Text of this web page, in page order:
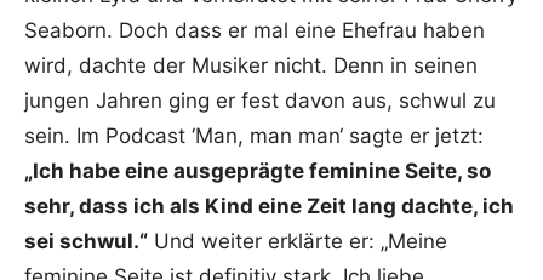
Seaborn. Doch dass er mal eine Ehefrau haben
wird, dachte der Musiker nicht. Denn in seinen
jungen Jahren ging er fest davon aus, schwul zu
sein. Im Podcast ‘Man, man man‘ sagte er jetzt:
„Ich habe eine ausgeprägte feminine Seite, so
sehr, dass ich als Kind eine Zeit lang dachte, ich
sei schwul.“ Und weiter erklärte er: „Meine